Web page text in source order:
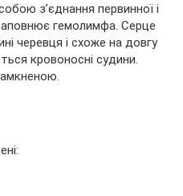
з’єднання первинної і
гемолимфа. Серце
черевця і схоже на довгу
кровоносні судини.